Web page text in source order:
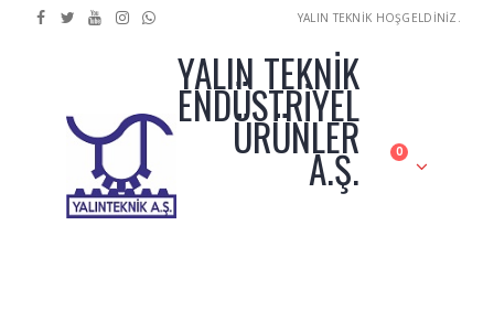
YALIN TEKNİK HOŞGELDİNİZ.
YALIN TEKNİK
ENDÜSTRİYEL
ÜRÜNLER
A.Ş. 0